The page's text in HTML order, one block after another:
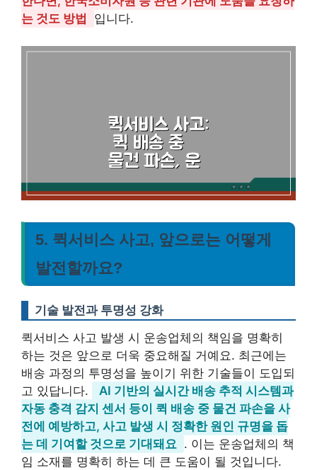
는 것도 방법
입니다.
5. 퀵서비스 사고, 앞으로는 어떻게
발전할까요?
기술 발전과 투명성 강화
퀵서비스 사고 발생 시 운송업체의 책임을 명확히
하는 것은 앞으로 더욱 중요해질 거예요. 최근에는
배송 과정의 투명성을 높이기 위한 기술들이 도입되
고 있답니다.
AI 기반의 실시간 배송 추적 시스템과
자동 충격 감지 센서 등이 퀵 배송 중 물건 파손을 사
전에 예방하고, 사고 발생 시 정확한 원인 규명을 돕
는 데 기여할 것으로 기대돼요
. 이는 운송업체의 책
임 소재를 명확히 하는 데 큰 도움이 될 것입니다.